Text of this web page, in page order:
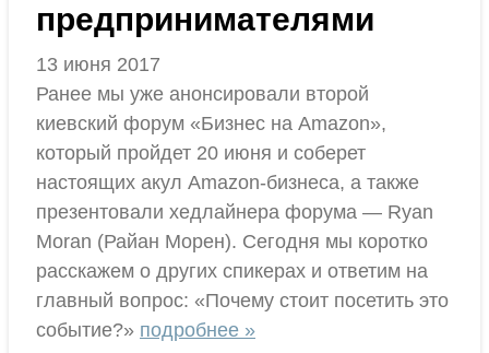
предпринимателями
13 июня 2017
Ранее мы уже анонсировали второй
киевский форум «Бизнес на Amazon»,
который пройдет 20 июня и соберет
настоящих акул Amazon-бизнеса, а также
презентовали хедлайнера форума — Ryan
Moran (Райан Морен). Сегодня мы коротко
расскажем о других спикерах и ответим на
главный вопрос: «Почему стоит посетить это
событие?» подробнее »